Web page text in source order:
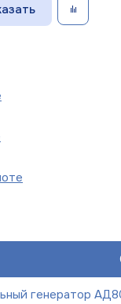
генератор